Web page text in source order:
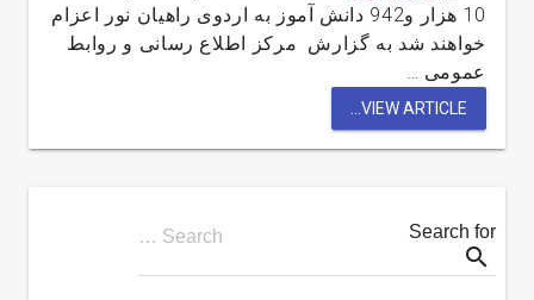
10 هزار و942 دانش آموز به اردوی راهیان نور اعزام
خواهند شد به گزارش مركز اطلاع رسانی و روابط
عمومی …
VIEW ARTICLE...
Search for
Search …
search